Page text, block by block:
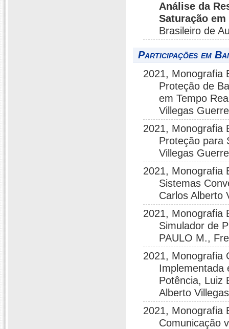
Análise da
Saturação
Brasileiro de
Participações em
2021, Monografia
Proteção de
em Tempo
Villegas
2021, Monografia
Proteção para
Villegas
2021, Monografia
Sistemas
Carlos Alberto
2021, Monografia
Simulador de
PAULO M.,
2021, Monografia
Implementada
Potência, Luiz
Alberto
2021, Monografia
Comunicação